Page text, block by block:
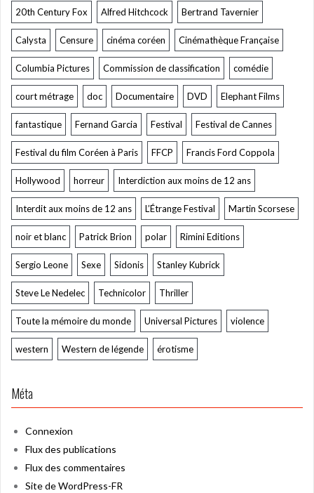
20th Century Fox Alfred Hitchcock Bertrand Tavernier
Calysta Censure cinéma coréen Cinémathèque Française
Columbia Pictures Commission de classification comédie
court métrage doc Documentaire DVD Elephant Films
fantastique Fernand Garcia Festival Festival de Cannes
Festival du film Coréen à Paris FFCP Francis Ford Coppola
Hollywood horreur Interdiction aux moins de 12 ans
Interdit aux moins de 12 ans L’Étrange Festival Martin Scorsese
noir et blanc Patrick Brion polar Rimini Editions
Sergio Leone Sexe Sidonis Stanley Kubrick
Steve Le Nedelec Technicolor Thriller
Toute la mémoire du monde Universal Pictures violence
western Western de légende érotisme
Méta
Connexion
Flux des publications
Flux des commentaires
Site de WordPress-FR